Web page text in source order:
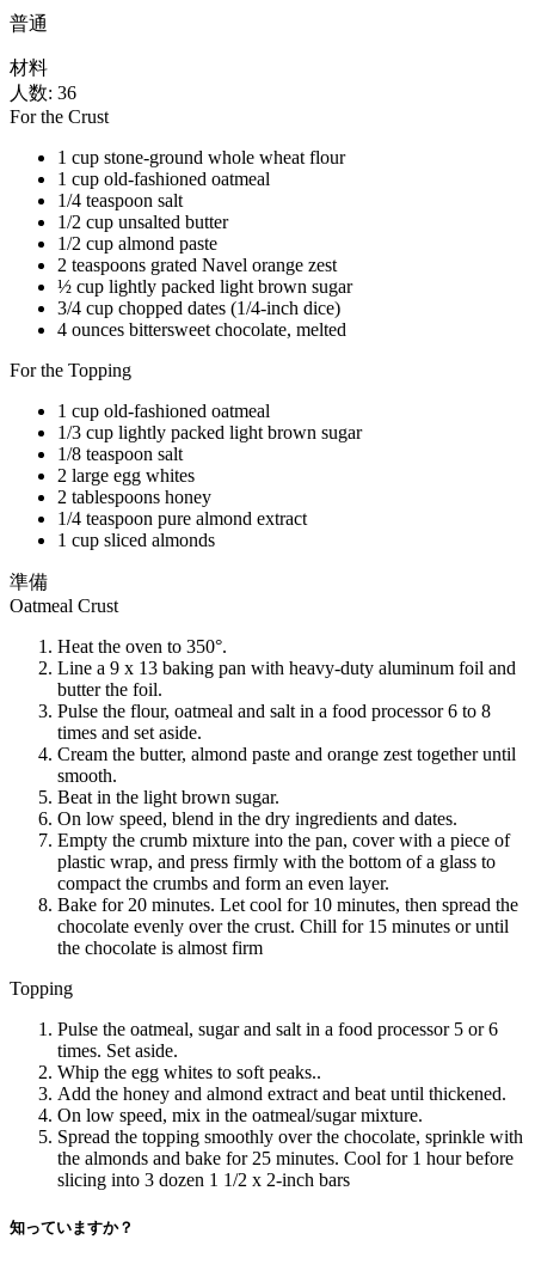
普通
材料
人数: 36
For the Crust
1 cup stone-ground whole wheat flour
1 cup old-fashioned oatmeal
1/4 teaspoon salt
1/2 cup unsalted butter
1/2 cup almond paste
2 teaspoons grated Navel orange zest
½ cup lightly packed light brown sugar
3/4 cup chopped dates (1/4-inch dice)
4 ounces bittersweet chocolate, melted
For the Topping
1 cup old-fashioned oatmeal
1/3 cup lightly packed light brown sugar
1/8 teaspoon salt
2 large egg whites
2 tablespoons honey
1/4 teaspoon pure almond extract
1 cup sliced almonds
準備
Oatmeal Crust
Heat the oven to 350°.
Line a 9 x 13 baking pan with heavy-duty aluminum foil and
butter the foil.
Pulse the flour, oatmeal and salt in a food processor 6 to 8
times and set aside.
Cream the butter, almond paste and orange zest together until
smooth.
Beat in the light brown sugar.
On low speed, blend in the dry ingredients and dates.
Empty the crumb mixture into the pan, cover with a piece of
plastic wrap, and press firmly with the bottom of a glass to
compact the crumbs and form an even layer.
Bake for 20 minutes. Let cool for 10 minutes, then spread the
chocolate evenly over the crust. Chill for 15 minutes or until
the chocolate is almost firm
Topping
Pulse the oatmeal, sugar and salt in a food processor 5 or 6
times. Set aside.
Whip the egg whites to soft peaks..
Add the honey and almond extract and beat until thickened.
On low speed, mix in the oatmeal/sugar mixture.
Spread the topping smoothly over the chocolate, sprinkle with
the almonds and bake for 25 minutes. Cool for 1 hour before
slicing into 3 dozen 1 1/2 x 2-inch bars
知っていますか？